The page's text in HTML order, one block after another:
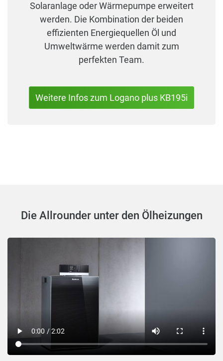
Solaranlage oder Wärmepumpe erweitert
werden. Die Kombination der beiden
effizienten Energiequellen Öl und
Umweltwärme werden damit zum
perfekten Team.
Weitere Infos zum Logano plus KB195i
Die Allrounder unter den Ölheizungen